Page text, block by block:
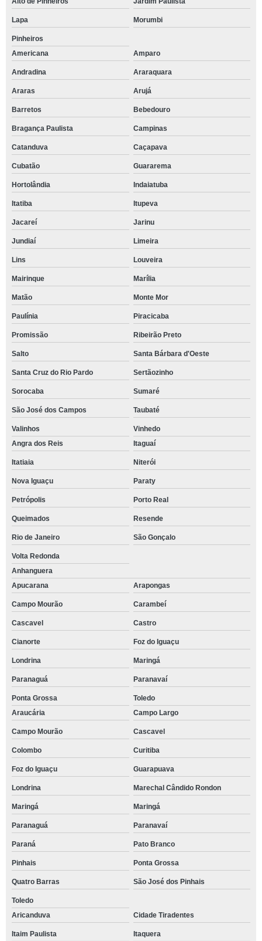
Lapa Morumbi
Pinheiros
Americana
Amparo
Andradina Araraquara
Araras Arujá
Barretos Bebedouro
Bragança Paulista Campinas
Catanduva Caçapava
Cubatão Guararema
Hortolândia Indaiatuba
Itatiba Itupeva
Jacareí Jarinu
Jundiaí Limeira
Lins Louveira
Mairinque Marília
Matão Monte Mor
Paulínia Piracicaba
Promissão Ribeirão Preto
Salto Santa Bárbara d'Oeste
Santa Cruz do Rio Pardo Sertãozinho
Sorocaba Sumaré
São José dos Campos Taubaté
Valinhos
Vinhedo
Angra dos Reis
Itaguaí
Itatiaia Niterói
Nova Iguaçu Paraty
Petrópolis Porto Real
Queimados Resende
Rio de Janeiro São Gonçalo
Volta Redonda
Anhanguera
Apucarana
Arapongas
Campo Mourão Carambeí
Cascavel Castro
Cianorte Foz do Iguaçu
Londrina Maringá
Paranaguá Paranavaí
Ponta Grossa
Toledo
Araucária
Campo Largo
Campo Mourão Cascavel
Colombo Curitiba
Foz do Iguaçu Guarapuava
Londrina Marechal Cândido Rondon
Maringá Maringá
Paranaguá Paranavaí
Paraná Pato Branco
Pinhais Ponta Grossa
Quatro Barras São José dos Pinhais
Toledo
Aricanduva
Cidade Tiradentes
Itaim Paulista Itaquera